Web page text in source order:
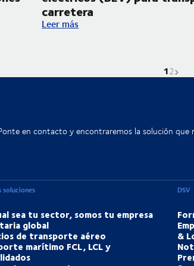
DSV Energy para camiones eléctricos
carretera
Estrenamos nuestros dos primeros
Leer más
La
1Ir a la
2
en contacto y encontraremos la solución que
soluciones
sea tu sector, somos tu empresa
global
de transporte aéreo
marítimo FCL, LCL y
DSV
&